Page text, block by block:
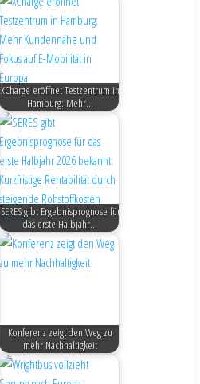
XCharge eröffnet Testzentrum in
Hamburg: Mehr…
SERES gibt Ergebnisprognose für
das erste Halbjahr…
Konferenz zeigt den Weg zu
mehr Nachhaltigkeit